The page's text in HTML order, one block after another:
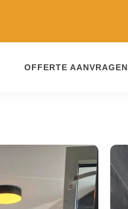
OFFERTE AANVRAGEN